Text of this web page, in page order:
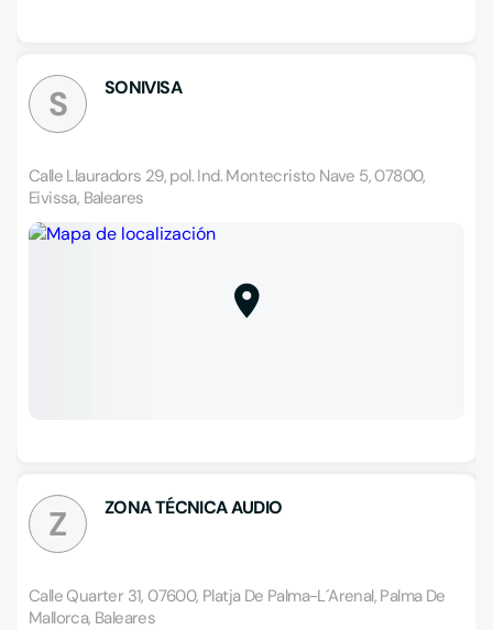
S SONIVISA
Calle Llauradors 29, pol. Ind. Montecristo Nave 5, 07800,
Eivissa, Baleares
Z ZONA TÉCNICA AUDIO
Calle Quarter 31, 07600, Platja De Palma-L´Arenal, Palma De
Mallorca, Baleares